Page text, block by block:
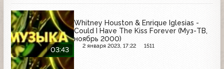
03:43
Whitney Houston & Enrique Iglesias -
Could I Have The Kiss Forever (Муз-ТВ,
ноябрь 2000)
2 января 2023, 17:22 1511